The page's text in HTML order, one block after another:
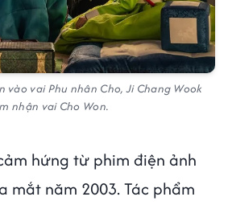
vào vai Phu nhân Cho, Ji Chang Wook
nhận vai Cho Won.
hứng từ phim điện ảnh
mắt năm 2003. Tác phẩm